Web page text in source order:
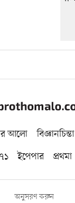
আলো বিজ্ঞানচিন্তা
ইপেপার প্রথমা
অনুসরণ করুন